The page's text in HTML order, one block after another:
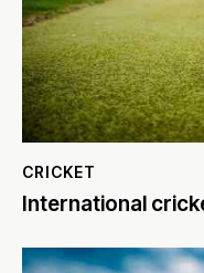
CRICKET
International